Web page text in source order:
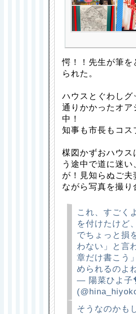
愕！！先生が筆
られた。
ハウスとぐわし
通りかかったオ
中！
知事も市長もコ
楳図かずおハウ
う途中で道に迷
が！見知らぬご
ながら写真を撮
これ、すごく
を付けたけど
でちょっと損
わない」と言
章だけ書こう
められるのよ
— 陽菜ひよ子
そうなのかも